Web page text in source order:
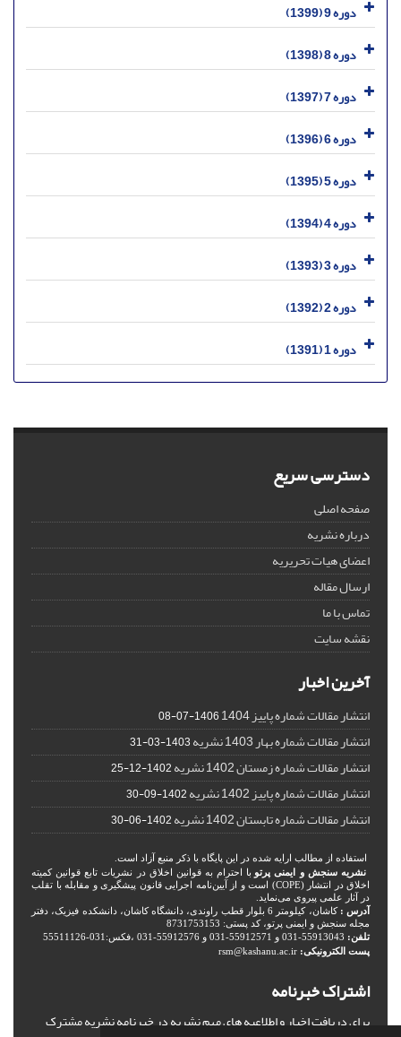
دوره 9 (1399)
دوره 8 (1398)
دوره 7 (1397)
دوره 6 (1396)
دوره 5 (1395)
دوره 4 (1394)
دوره 3 (1393)
دوره 2 (1392)
دوره 1 (1391)
دسترسی سریع
صفحه اصلی
درباره نشریه
اعضای هیات تحریریه
ارسال مقاله
تماس با ما
نقشه سایت
آخرین اخبار
انتشار مقالات شماره پاییز 1404 1406-07-08
انتشار مقالات شماره بهار 1403 نشریه 1403-03-31
انتشار مقالات شماره زمستان 1402 نشریه 1402-12-25
انتشار مقالات شماره پاییز 1402 نشریه 1402-09-30
انتشار مقالات شماره تابستان 1402 نشریه 1402-06-30
استفاده از مطالب ارایه شده در این پایگاه با ذکر منبع آزاد است.
نشریه سنجش و ایمنی پرتو با احترام به قوانین اخلاق در نشریات تابع قوانین کمیته
اخلاق در انتشار (COPE) است و از آیین‌نامه اجرایی قانون پیشگیری و مقابله با تقلب
در آثار علمی پیروی می‌نماید.
آدرس :
کاشان، کیلومتر 6 بلوار قطب راوندی، دانشگاه کاشان، دانشکده فیزیک، دفتر
مجله سنجش و ایمنی پرتو، کد پستی: 8731753153
تلفن:
پست الکترونیکی: rsm@kashanu.ac.ir
اشتراک خبرنامه
برای دریافت اخبار و اطلاعیه های مهم نشریه در خبرنامه نشریه مشترک